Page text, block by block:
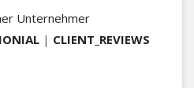
Unternehmer
| CLIENT_REVIEWS